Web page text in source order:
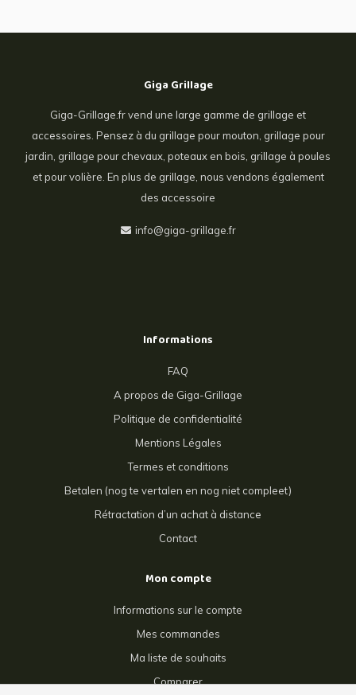
Giga Grillage
Giga-Grillage.fr vend une large gamme de grillage et
accessoires. Pensez à du grillage pour mouton, grillage pour
jardin, grillage pour chevaux, poteaux en bois, grillage à poules
et pour volière. En plus de grillage, nous vendons également
des accessoire
info@giga-grillage.fr
Informations
FAQ
A propos de Giga-Grillage
Politique de confidentialité
Mentions Légales
Termes et conditions
Betalen (nog te vertalen en nog niet compleet)
Rétractation d’un achat à distance
Contact
Mon compte
Informations sur le compte
Mes commandes
Ma liste de souhaits
Comparer